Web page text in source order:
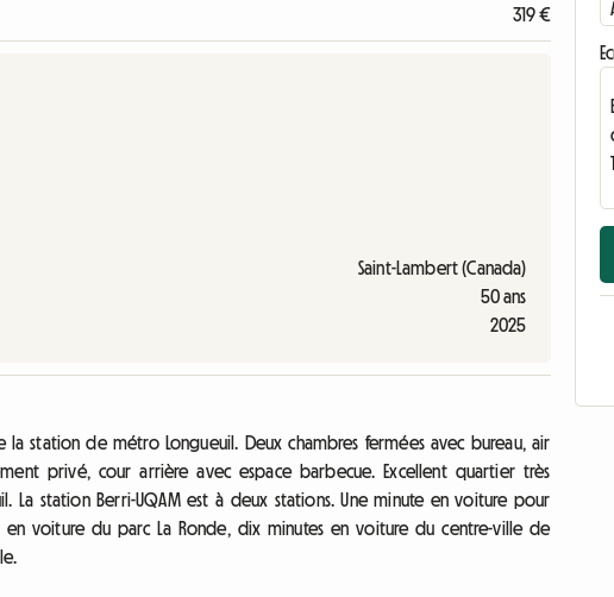
319 €
Saint-Lambert (Canada)
50 ans
2025
station de métro Longueuil. Deux chambres fermées avec bureau, air
privé, cour arrière avec espace barbecue. Excellent quartier très
La station Berri-UQAM est à deux stations. Une minute en voiture pour
en voiture du parc La Ronde, dix minutes en voiture du centre-ville de